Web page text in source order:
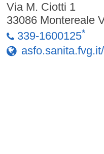
Via M. Ciotti 1
33086 Montereale
339-1600125*